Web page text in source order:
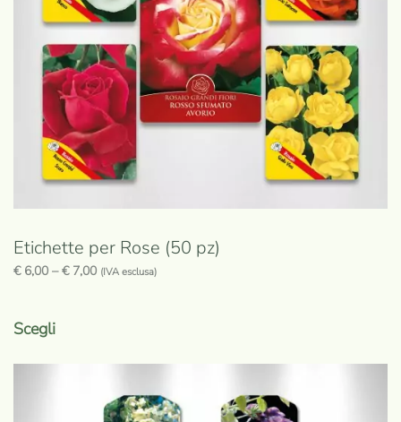
Etichette per Rose (50 pz)
€6,00 –€7,00 (IVA esclusa)
Scegliprodotto
varianti.